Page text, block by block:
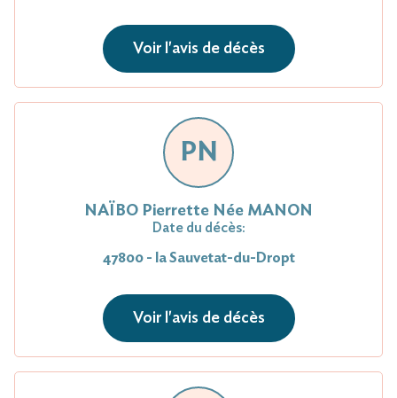
Voir l'avis de décès
PN
NAÏBO Pierrette Née MANON
Date du décès:
47800 - la Sauvetat-du-Dropt
Voir l'avis de décès